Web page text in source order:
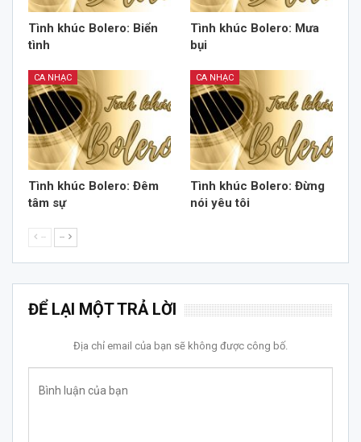
Tình khúc Bolero: Biển
tình
Tình khúc Bolero: Mưa
bụi
CA NHẠC
Tình khúc Bolero: Đêm
tâm sự
CA NHẠC
Tình khúc Bolero: Đừng
nói yêu tôi
-- --
ĐỂ LẠI MỘT TRẢ LỜI
Địa chỉ email của bạn sẽ không được công bố.